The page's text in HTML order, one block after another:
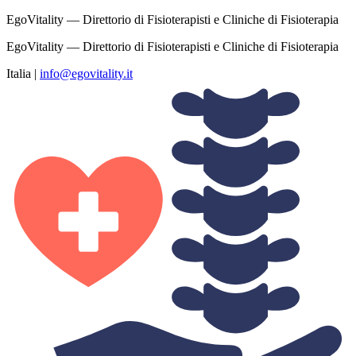
EgoVitality — Direttorio di Fisioterapisti e Cliniche di Fisioterapia
EgoVitality — Direttorio di Fisioterapisti e Cliniche di Fisioterapia
Italia | info@egovitality.it